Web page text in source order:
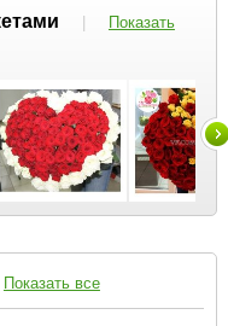
|
Показать
Показать все